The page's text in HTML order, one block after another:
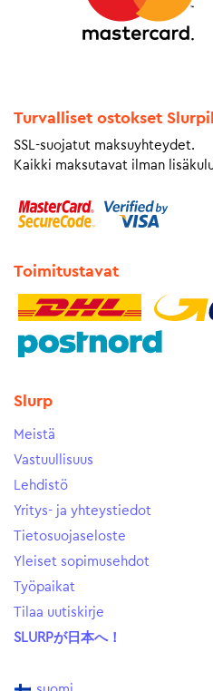
Turvalliset ostokset
SSL-suojatut maksuyhteydet.
Kaikki maksutavat ilman
Toimitustavat
Slurp
Meistä
Vastuullisuus
Lehdistö
Yritys- ja yhteystiedot
Tietosuojaseloste
Yleiset sopimusehdot
Työpaikat
Tilaa uutiskirje
SLURPが日本へ！